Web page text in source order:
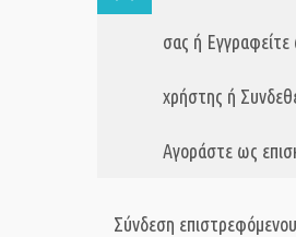
σας ή Εγγραφείτε
χρήστης ή
Αγοράστε ως
Σύνδεση